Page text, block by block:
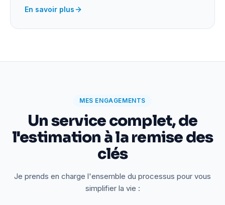
En savoir plus
MES ENGAGEMENTS
Un service complet, de
l'estimation à la remise des
clés
Je prends en charge l'ensemble du processus pour vous
simplifier la vie :